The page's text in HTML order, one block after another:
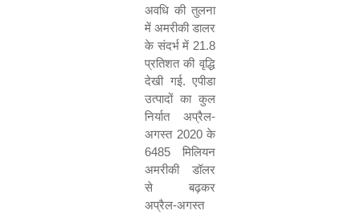
अवधि की तुलना
में अमरीकी डालर
के संदर्भ में 21.8
प्रतिशत की वृद्धि
देखी गई. एपीडा
उत्पादों का कुल
निर्यात अप्रैल-
अगस्त 2020के
6485 मिलियन
अमरीकी डॉलर
से बढ़कर
अप्रैल-अगस्त